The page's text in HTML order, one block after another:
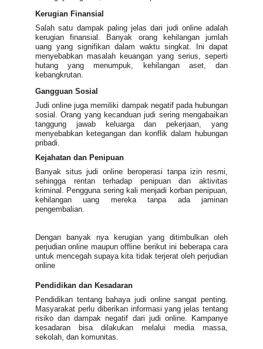
Kerugian Finansial
Salah satu dampak paling jelas dari judi online adalah
kerugian finansial. Banyak orang kehilangan jumlah
uang yang signifikan dalam waktu singkat. Ini dapat
menyebabkan masalah keuangan yang serius, seperti
hutang yang menumpuk, kehilangan aset, dan
kebangkrutan.
Gangguan Sosial
Judi online juga memiliki dampak negatif pada hubungan
sosial. Orang yang kecanduan judi sering mengabaikan
tanggung jawab keluarga dan pekerjaan, yang
menyebabkan ketegangan dan konflik dalam hubungan
pribadi.
Kejahatan dan Penipuan
Banyak situs judi online beroperasi tanpa izin resmi,
sehingga rentan terhadap penipuan dan aktivitas
kriminal. Pengguna sering kali menjadi korban penipuan,
kehilangan uang mereka tanpa ada jaminan
pengembalian.
Dengan banyak nya kerugian yang ditimbulkan oleh
perjudian online maupun offline berikut ini beberapa cara
untuk mencegah supaya kita tidak terjerat oleh perjudian
online
Pendidikan dan Kesadaran
Pendidikan tentang bahaya judi online sangat penting.
Masyarakat perlu diberikan informasi yang jelas tentang
risiko dan dampak negatif dari judi online. Kampanye
kesadaran bisa dilakukan melalui media massa,
sekolah, dan komunitas.